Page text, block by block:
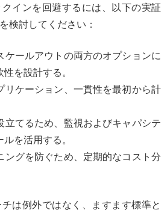
インを回避するには、以下の実証
検討してください：
ケールアウトの両方のオプションに
を設計する。
リケーション、一貫性を最初から計
立てるため、監視およびキャパシテ
を活用する。
ングを防ぐため、定期的なコスト分
は例外ではなく、ますます標準と